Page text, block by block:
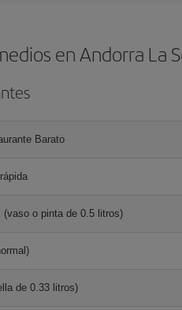
en Andorra La
Barato
(vaso o pinta de 0.5 litros)
de 0.33 litros)